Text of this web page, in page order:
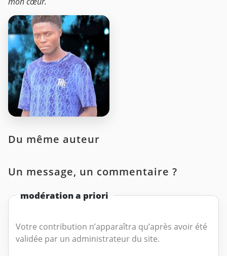
Du même auteur
Un message, un commentaire ?
modération a priori
Votre contribution n’apparaîtra qu’après avoir été
validée par un administrateur du site.